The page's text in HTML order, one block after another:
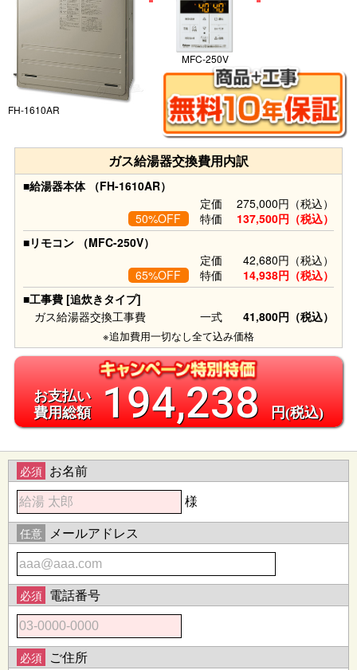
FH-1610AR
MFC-250V
ガス給湯器交換費用内訳
■給湯器本体 （FH-1610AR）
定価
275,000円（税込）
50%OFF
特価
137,500円（税込）
■リモコン （MFC-250V）
定価
42,680円（税込）
65%OFF
特価
14,938円（税込）
■工事費 [追炊きタイプ]
ガス給湯器交換工事費
一式 41,800円（税込）
※追加費用一切なし全て込み価格
お支払い
費用総額194,238円(税込)
必須 お名前
様
任意 メールアドレス
必須 電話番号
必須 ご住所